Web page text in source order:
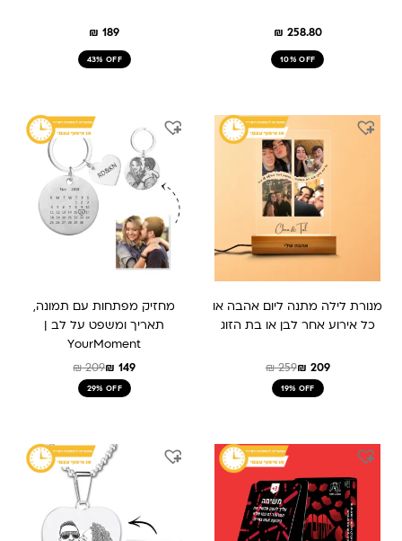
₪ 258.80
10% OFF
₪ 189
43% OFF
מנורת לילה מתנה ליום אהבה או
כל אירוע אחר לבן או בת הזוג
₪259
המחיר
היה:
₪ 209
המחיר
הוא:
19% OFF
מחזיק מפתחות עם תמונה,
תאריך ומשפט על לב |
YourMoment
₪209
המקורי
₪ 209.
₪ 149
הנוכחי
₪ 149.
29% OFF
המחיר
היה:
₪ 199.
המחיר
הוא:
₪ 159.
המחיר
המקורי
המחיר
הנוכחי